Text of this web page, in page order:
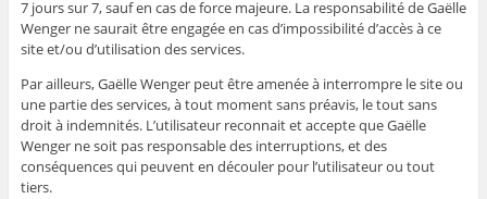
7 jours sur 7, sauf en cas de force majeure. La responsabilité de Gaëlle
Wenger ne saurait être engagée en cas d’impossibilité d’accès à ce
site et/ou d’utilisation des services.
Par ailleurs, Gaëlle Wenger peut être amenée à interrompre le site ou
une partie des services, à tout moment sans préavis, le tout sans
droit à indemnités. L’utilisateur reconnait et accepte que Gaëlle
Wenger ne soit pas responsable des interruptions, et des
conséquences qui peuvent en découler pour l’utilisateur ou tout
tiers.